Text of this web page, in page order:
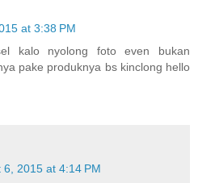
at 3:38 PM
kalo nyolong foto even bukan
pake produknya bs kinclong hello
6, 2015 at 4:14 PM